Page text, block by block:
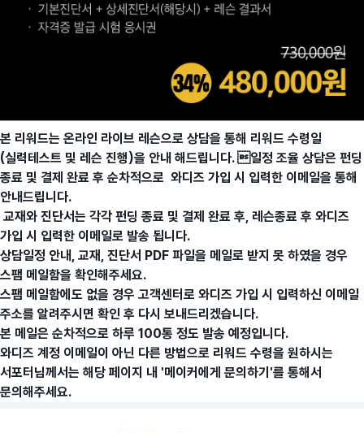
본 리워드는 온라인 라이브 레슨으로 상담을 통해 리워드 수령일
(실력테스트 및 레슨 진행)을 안내 해드립니다. 일정 조율 상담은 펀딩
종료 및 결제 완료 후 순차적으로 와디즈 가입 시 입력한 이메일을 통해
안내드립니다.
교재와 진단서는 각각 펀딩 종료 및 결제 완료 후, 레슨종료 후 와디즈
가입 시 입력한 이메일로 발송 됩니다.
상담일정 안내, 교재, 진단서 PDF 파일을 메일로 받지 못 하였을 경우
스팸 메일함을 확인해주세요.
스팸 메일함에도 없을 경우 고객센터로 와디즈 가입 시 입력하신 이메일
주소를 알려주시면 확인 후 다시 보내드리겠습니다.
본 메일은 순차적으로 하루 100통 정도 발송 예정입니다.
와디즈 계정 이메일이 아닌 다른 방법으로 리워드 수령을 원하시는
서포터님께서는 해당 페이지 내 '메이커에게 문의하기'를 통해서
문의해주세요.